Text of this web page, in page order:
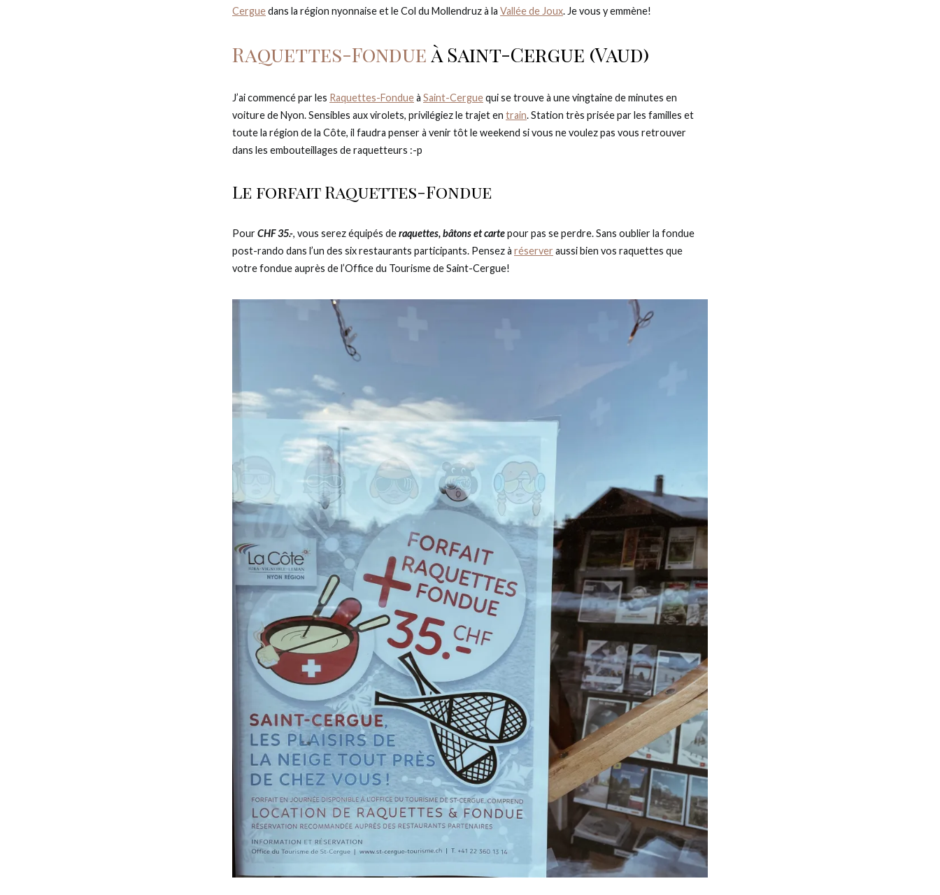
Cerguedans la région nyonnaise et le Col du Mollendruz à la Vallée de Joux. Je vous y emmène!
Raquettes-Fondue à Saint-Cergue (Vaud)
J’ai commencé par les Raquettes-Fondueà Saint-Cerguequi se trouve à une vingtaine de minutes en
voiture de Nyon. Sensibles aux virolets, privilégiez le trajet en train. Station très prisée par les familles et
toute la région de la Côte, il faudra penser à venir tôt le weekend si vous ne voulez pas vous retrouver
dans les embouteillages de raquetteurs :-p
Le forfait Raquettes-Fondue
PourCHF 35.-, vous serez équipés deraquettes, bâtons et cartepour pas se perdre. Sans oublier la fondue
post-rando dans l’un des six restaurants participants. Pensez à réserver aussi bien vos raquettes que
votre fondue auprès de l’Office du Tourisme de Saint-Cergue!